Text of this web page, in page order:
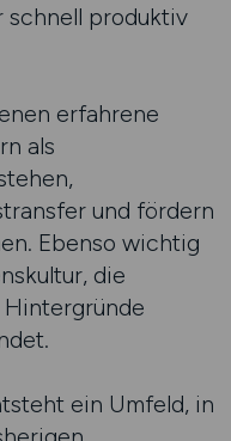
schnell produktiv
erfahrene
als
und fördern
Ebenso wichtig
die
ein Umfeld, in